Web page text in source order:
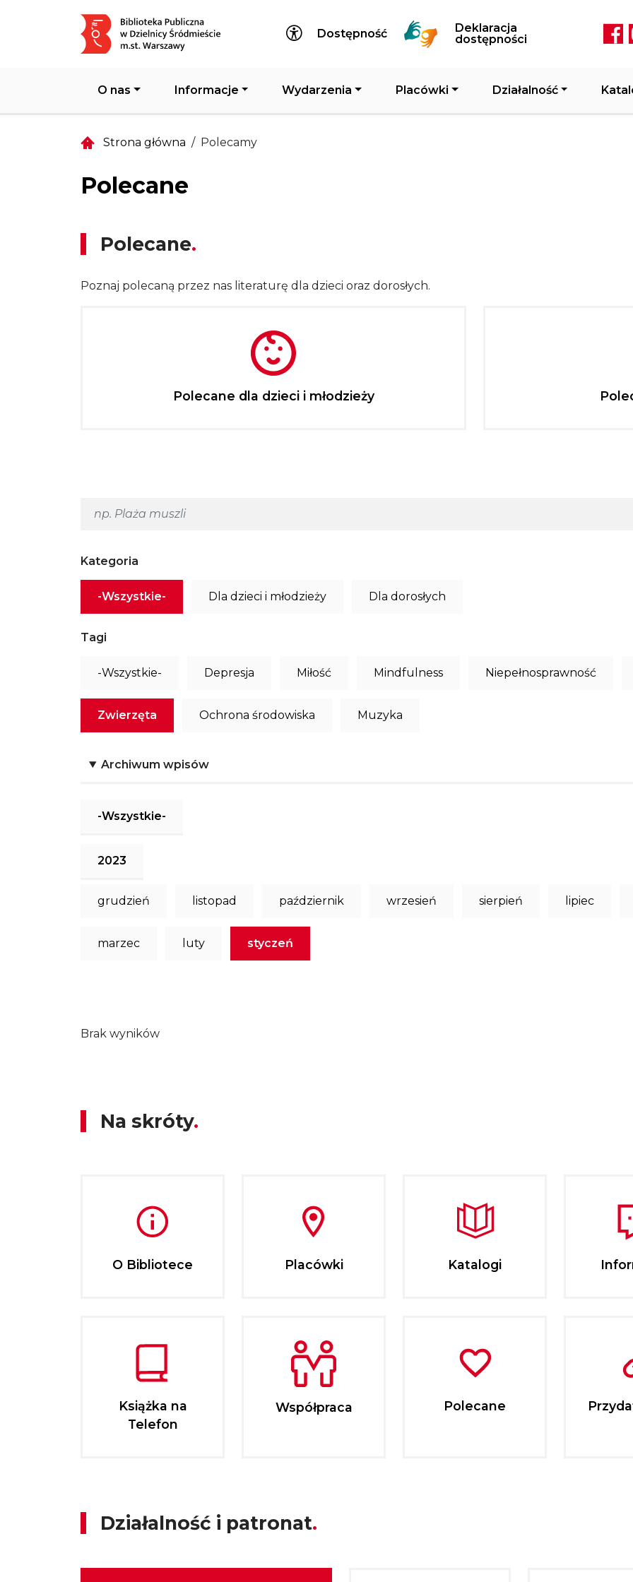
Dostępność
Deklaracja
dostępności
O nas Informacje Wydarzenia Placówki Działalność
Strona główna Polecamy
Polecane
Polecane
Poznaj polecaną przez nas literaturę dla dzieci oraz dorosłych.
Polecane dla dzieci i młodzieży
Kategoria
-Wszystkie- Dla dzieci i młodzieży Dla dorosłych
Tagi
-Wszystkie- Depresja Miłość Mindfulness Niepełnosprawność
Zwierzęta Ochrona środowiska Muzyka
Archiwum wpisów
-Wszystkie-
2023
grudzień listopad październik wrzesień sierpień lipiec
marzec luty styczeń
Brak wyników
Na skróty
O Bibliotece Placówki Katalogi
Książka na
Telefon
Współpraca Polecane
Działalność i patronat